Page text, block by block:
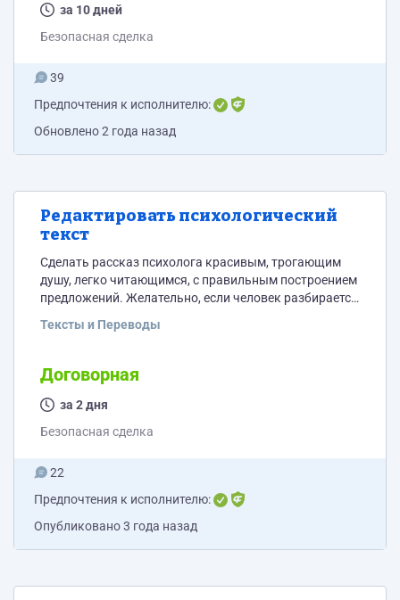
курсами тоже самое, одна страница со всеми
за 10 дней
Безопасная сделка
39
Предпочтения к исполнителю:
Обновлено2 года назад
Редактировать психологический
текст
Сделать рассказ психолога красивым, трогающим
душу, легко читающимся, с правильным построением
предложений. Желательно, если человек разбирается
грамматические ошибки.
Тексты и Переводы
Договорная
за 2 дня
Безопасная сделка
22
Предпочтения к исполнителю:
Опубликовано3 года назад